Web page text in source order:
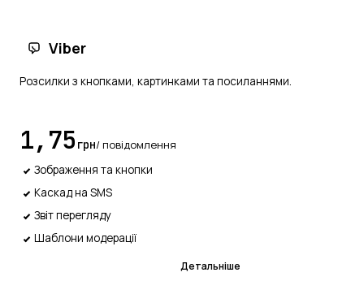
Viber
Розсилки з кнопками, картинками та посиланнями.
1,75 грн/ повідомлення
Зображення та кнопки
Каскад на SMS
Звіт перегляду
Шаблони модерації
Детальніше